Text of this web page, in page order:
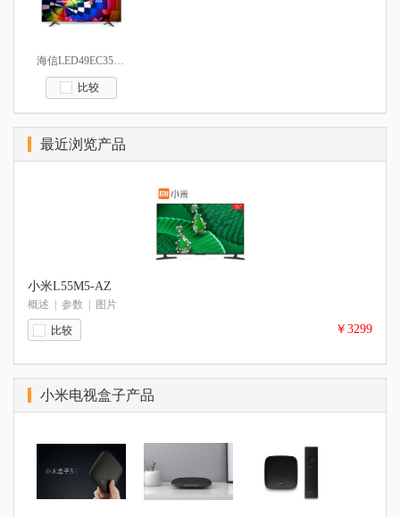
海信LED49EC350A
比较
最近浏览产品
小米L55M5-AZ
概述 参数 图片
比较 ￥3299
小米电视盒子产品